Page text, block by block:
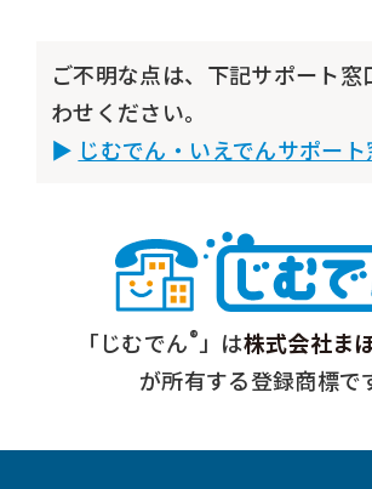
ご不明な点は、下記サポート窓
わせください。
じむでん・いえでんサポート
「じむでん® 」は株式会社ま
が所有する登録商標で